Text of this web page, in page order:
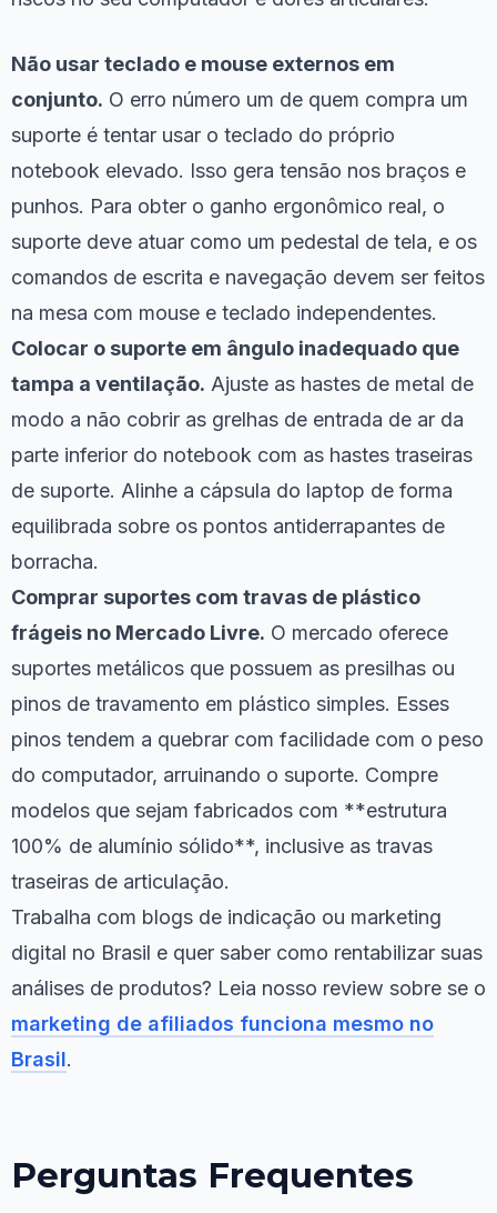
Não usar teclado e mouse externos em
conjunto. O erro número um de quem compra um
suporte é tentar usar o teclado do próprio
notebook elevado. Isso gera tensão nos braços e
punhos. Para obter o ganho ergonômico real, o
suporte deve atuar como um pedestal de tela, e os
comandos de escrita e navegação devem ser feitos
na mesa com mouse e teclado independentes.
Colocar o suporte em ângulo inadequado que
tampa a ventilação. Ajuste as hastes de metal de
modo a não cobrir as grelhas de entrada de ar da
parte inferior do notebook com as hastes traseiras
de suporte. Alinhe a cápsula do laptop de forma
equilibrada sobre os pontos antiderrapantes de
borracha.
Comprar suportes com travas de plástico
frágeis no Mercado Livre. O mercado oferece
suportes metálicos que possuem as presilhas ou
pinos de travamento em plástico simples. Esses
pinos tendem a quebrar com facilidade com o peso
do computador, arruinando o suporte. Compre
modelos que sejam fabricados com **estrutura
100% de alumínio sólido**, inclusive as travas
traseiras de articulação.
Trabalha com blogs de indicação ou marketing
digital no Brasil e quer saber como rentabilizar suas
análises de produtos? Leia nosso review sobre se o
marketing de afiliados funciona mesmo no
Brasil.
Perguntas Frequentes